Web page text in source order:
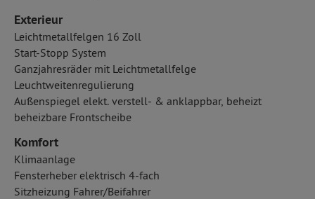
Exterieur
Leichtmetallfelgen 16 Zoll
Start-Stopp System
Ganzjahresräder mit Leichtmetallfelge
Leuchtweitenregulierung
Außenspiegel elekt. verstell- & anklappbar, beheizt
beheizbare Frontscheibe
Komfort
Klimaanlage
Fensterheber elektrisch 4-fach
Sitzheizung Fahrer/Beifahrer